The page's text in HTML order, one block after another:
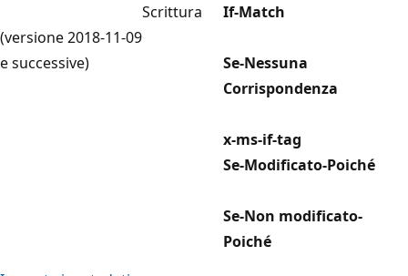
(versione 2018-11-09
e successive)
Scrittura If-Match
Se-Nessuna
Corrispondenza
x-ms-if-tag
Se-Modificato-Poiché
Se-Non modificato-
Poiché